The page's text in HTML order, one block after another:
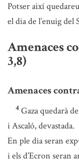
Potser així
el dia de l’enuig del
Amenaces
3,8)
Amenaces
4 Gaza quedarà
i Ascaló, devastada.
En ple dia seran
i els d’Ecron seran